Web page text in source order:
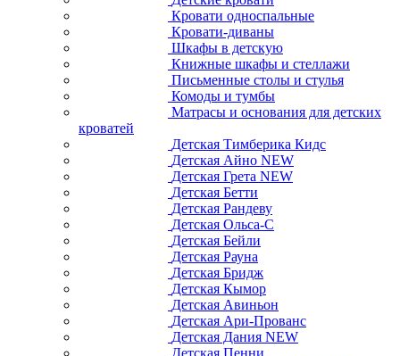
Кровати односпальные
Кровати-диваны
Шкафы в детскую
Книжные шкафы и стеллажи
Письменные столы и стулья
Комоды и тумбы
Матрасы и основания для детских
кроватей
Детская Тимберика Кидс
Детская Айно NEW
Детская Грета NEW
Детская Бетти
Детская Рандеву
Детская Ольса-С
Детская Бейли
Детская Рауна
Детская Бридж
Детская Кымор
Детская Авиньон
Детская Ари-Прованс
Детская Дания NEW
Детская Пенни